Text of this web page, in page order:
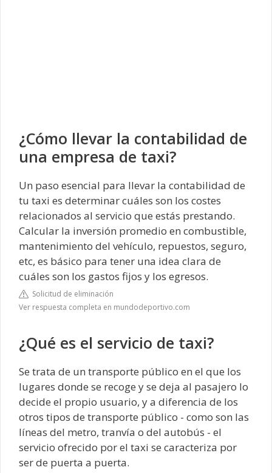
¿Cómo llevar la contabilidad de
una empresa de taxi?
Un paso esencial para llevar la contabilidad de
tu taxi es determinar cuáles son los costes
relacionados al servicio que estás prestando.
Calcular la inversión promedio en combustible,
mantenimiento del vehículo, repuestos, seguro,
etc, es básico para tener una idea clara de
cuáles son los gastos fijos y los egresos.
Solicitud de eliminación
Ver respuesta completa en mundodeportivo.com
¿Qué es el servicio de taxi?
Se trata de un transporte público en el que los
lugares donde se recoge y se deja al pasajero lo
decide el propio usuario, y a diferencia de los
otros tipos de transporte público - como son las
líneas del metro, tranvía o del autobús - el
servicio ofrecido por el taxi se caracteriza por
ser de puerta a puerta.